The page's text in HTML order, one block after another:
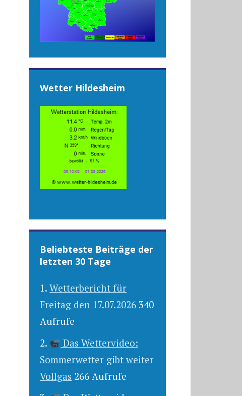
Wetter Hildesheim
Beliebteste Beiträge der
letzten 30 Tage
Wetterbericht für
Freitag den 17.07.2026 340
Aufrufe
Das Wettervideo:
Sommerwetter gibt weiter
Vollgas 266 Aufrufe